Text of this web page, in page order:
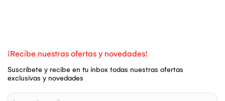
¡Recibe nuestras ofertas y novedades!
Suscríbete y recibe en tu inbox todas nuestras ofertas
exclusivas y novedades